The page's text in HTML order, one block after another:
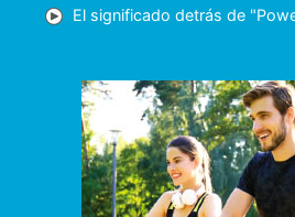
El significado detrás de